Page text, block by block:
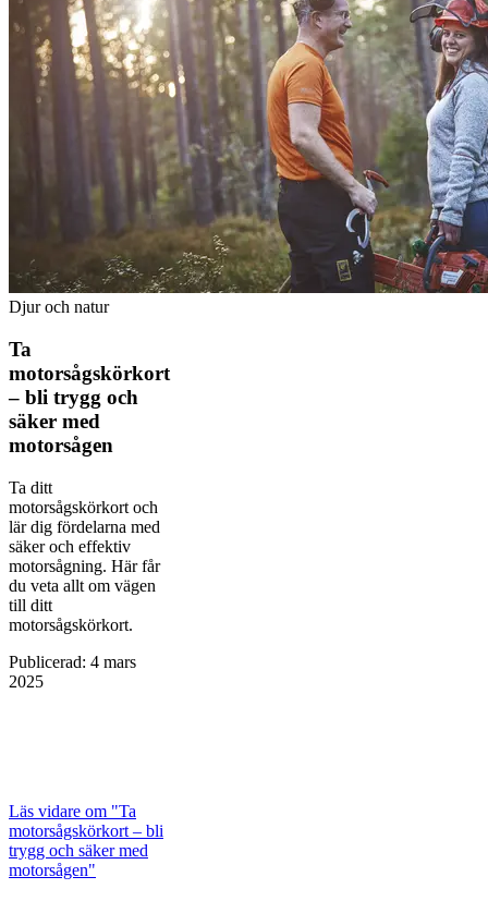
Djur och natur
Ta
motorsågskörkort
– bli trygg och
säker med
motorsågen
Ta ditt
motorsågskörkort och
lär dig fördelarna med
säker och effektiv
motorsågning. Här får
du veta allt om vägen
till ditt
motorsågskörkort.
Publicerad: 4 mars
2025
Läs vidare om "Ta
motorsågskörkort – bli
trygg och säker med
motorsågen"